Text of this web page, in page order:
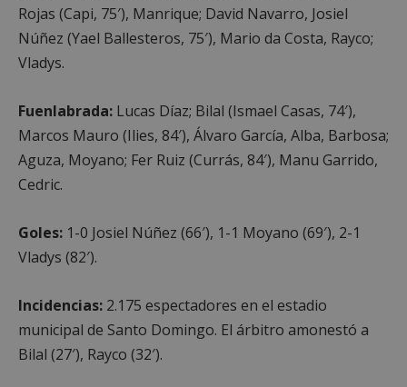
Rojas (Capi, 75′), Manrique; David Navarro, Josiel
Núñez (Yael Ballesteros, 75′), Mario da Costa, Rayco;
Vladys.
Fuenlabrada: Lucas Díaz; Bilal (Ismael Casas, 74′),
Marcos Mauro (Ilies, 84′), Álvaro García, Alba, Barbosa;
Aguza, Moyano; Fer Ruiz (Currás, 84′), Manu Garrido,
Cedric.
Goles: 1-0 Josiel Núñez (66′), 1-1 Moyano (69′), 2-1
Vladys (82′).
Incidencias: 2.175 espectadores en el estadio
municipal de Santo Domingo. El árbitro amonestó a
Bilal (27′), Rayco (32′).
AWSALBCORS
Amazon.com
1 semana
Google